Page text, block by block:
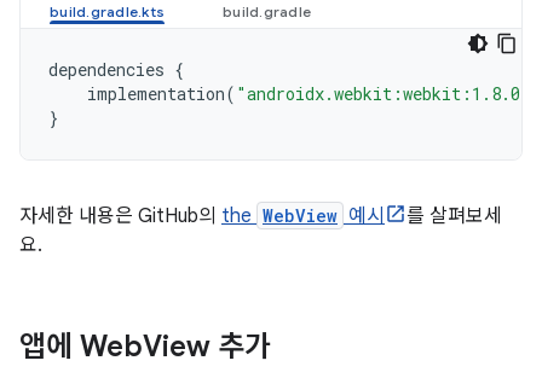
dependencies {
implementation( "androidx.webkit:webkit:1.8.0"
}
자세한 내용은 GitHub의 the WebView 예시
를 살펴보세
요.
앱에 WebView 추가